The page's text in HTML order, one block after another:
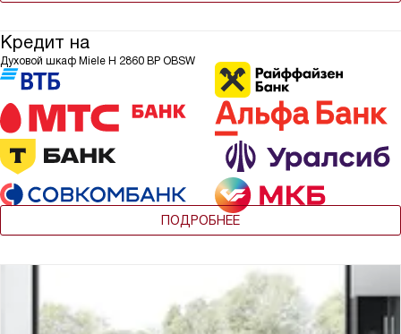
Кредит на
Духовой шкаф Miele H 2860 BP OBSW
ПОДРОБНЕЕ